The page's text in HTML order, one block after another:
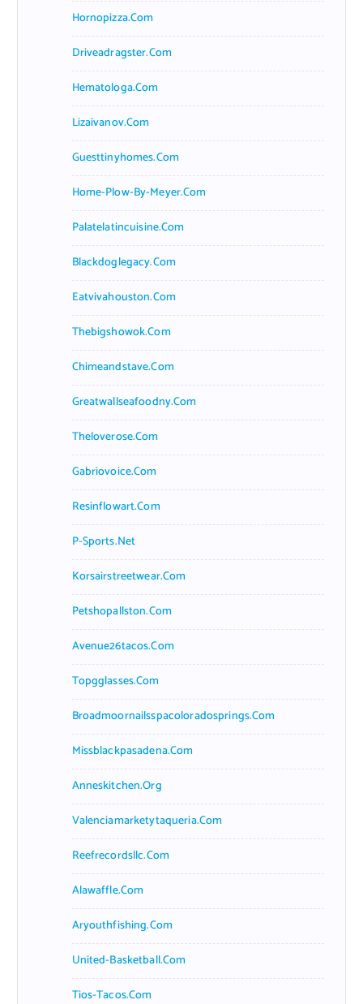
Hornopizza.com
Driveadragster.com
Hematologa.com
Lizaivanov.com
Guesttinyhomes.com
Home-Plow-By-Meyer.com
Palatelatincuisine.com
Blackdoglegacy.com
Eatvivahouston.com
Thebigshowok.com
Chimeandstave.com
Greatwallseafoodny.com
Theloverose.com
Gabriovoice.com
Resinflowart.com
P-Sports.net
Korsairstreetwear.com
Petshopallston.com
Avenue26tacos.com
Topgglasses.com
Broadmoornailsspacoloradosprings.com
Missblackpasadena.com
Anneskitchen.org
Valenciamarketytaqueria.com
Reefrecordsllc.com
Alawaffle.com
Aryouthfishing.com
United-Basketball.com
Tios-Tacos.com